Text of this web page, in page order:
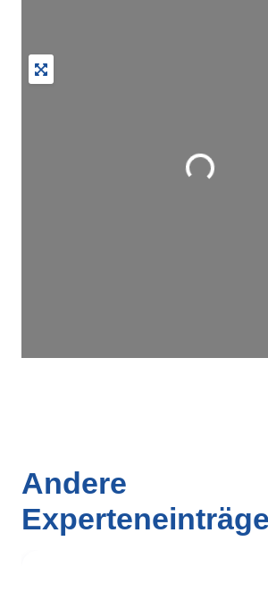
Wird geladen …
Andere
Experteneinträge